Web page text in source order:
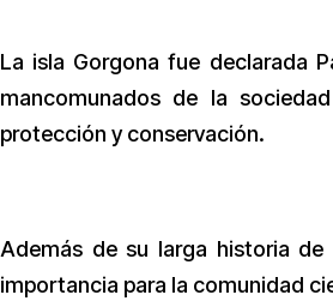
La isla Gorgona fue declarada
mancomunados de la
protección y conservación.
Además de su larga historia
importancia para la comunidad